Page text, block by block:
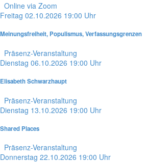
Online via Zoom
Freitag 02.10.2026 19:00 Uhr
Meinungsfreiheit, Populismus, Verfassungsgrenzen
Präsenz-Veranstaltung
Dienstag 06.10.2026 19:00 Uhr
Elisabeth Schwarzhaupt
Präsenz-Veranstaltung
Dienstag 13.10.2026 19:00 Uhr
Shared Places
Präsenz-Veranstaltung
Donnerstag 22.10.2026 19:00 Uhr